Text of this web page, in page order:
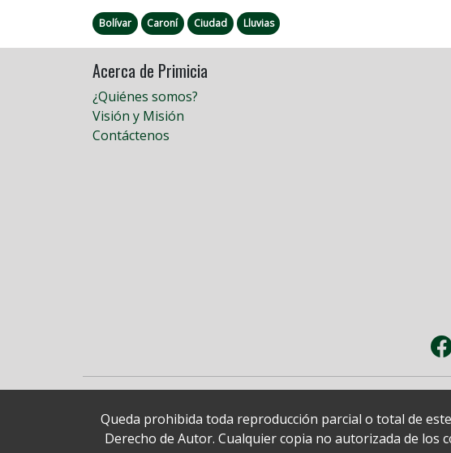
Bolívar Caroní Ciudad Lluvias
Acerca de Primicia
¿Quiénes somos?
Visión y Misión
Contáctenos
Queda prohibida toda reproducción parcial o total de
Derecho de Autor. Cualquier copia no autorizada de los